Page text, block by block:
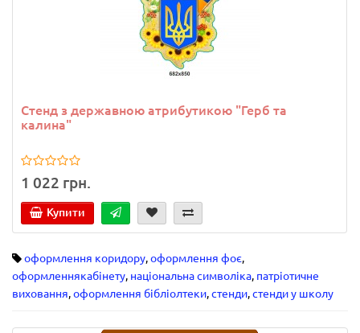
Стенд з державною атрибутикою "Герб та
калина"
1 022 грн.
Купити
оформлення коридору,оформлення фоє,
оформленнякабінету, національна символіка, патріотичне
виховання,оформлення бібліолтеки,стенди,стенди у школу